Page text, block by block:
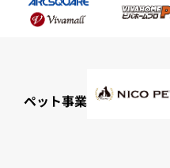
ペット事業